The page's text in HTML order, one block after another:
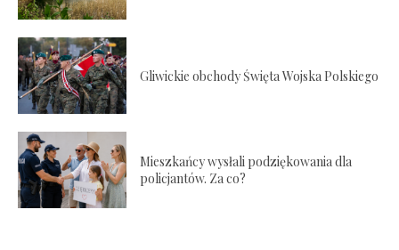
Gliwickie obchody Święta Wojska Polskiego
Mieszkańcy wysłali podziękowania dla
policjantów. Za co?